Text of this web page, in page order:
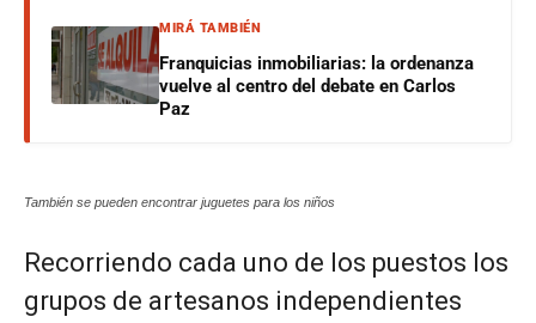
MIRÁ TAMBIÉN
Franquicias inmobiliarias: la ordenanza
vuelve al centro del debate en Carlos
Paz
También se pueden encontrar juguetes para los niños
Recorriendo cada uno de los puestos los
grupos de artesanos independientes